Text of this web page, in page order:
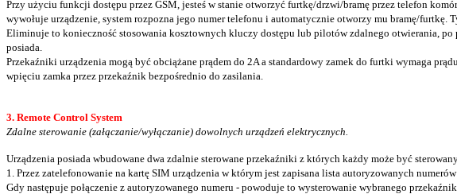
Przy użyciu funkcji dostępu przez GSM, jesteś w stanie otworzyć furtkę/drzwi/bramę przez telefon
wywołuje urządzenie, system rozpozna jego numer telefonu i automatycznie otworzy mu bramę/
Eliminuje to konieczność stosowania kosztownych kluczy dostępu lub pilotów zdalnego otwierania,
posiada.
Przekaźniki urządzenia mogą być obciążane prądem do 2A a standardowy zamek do furtki wymaga
wpięciu zamka przez przekaźnik bezpośrednio do zasilania.
3. Remote Control System
Zdalne sterowanie (załączanie/wyłączanie) dowolnych urządzeń elektrycznych.
Urządzenia posiada wbudowane dwa zdalnie sterowane przekaźniki z których każdy może być
1. Przez zatelefonowanie na kartę SIM urządzenia w którym jest zapisana lista autoryzowanych
Gdy następuje połączenie z autoryzowanego numeru - powoduje to wysterowanie wybranego